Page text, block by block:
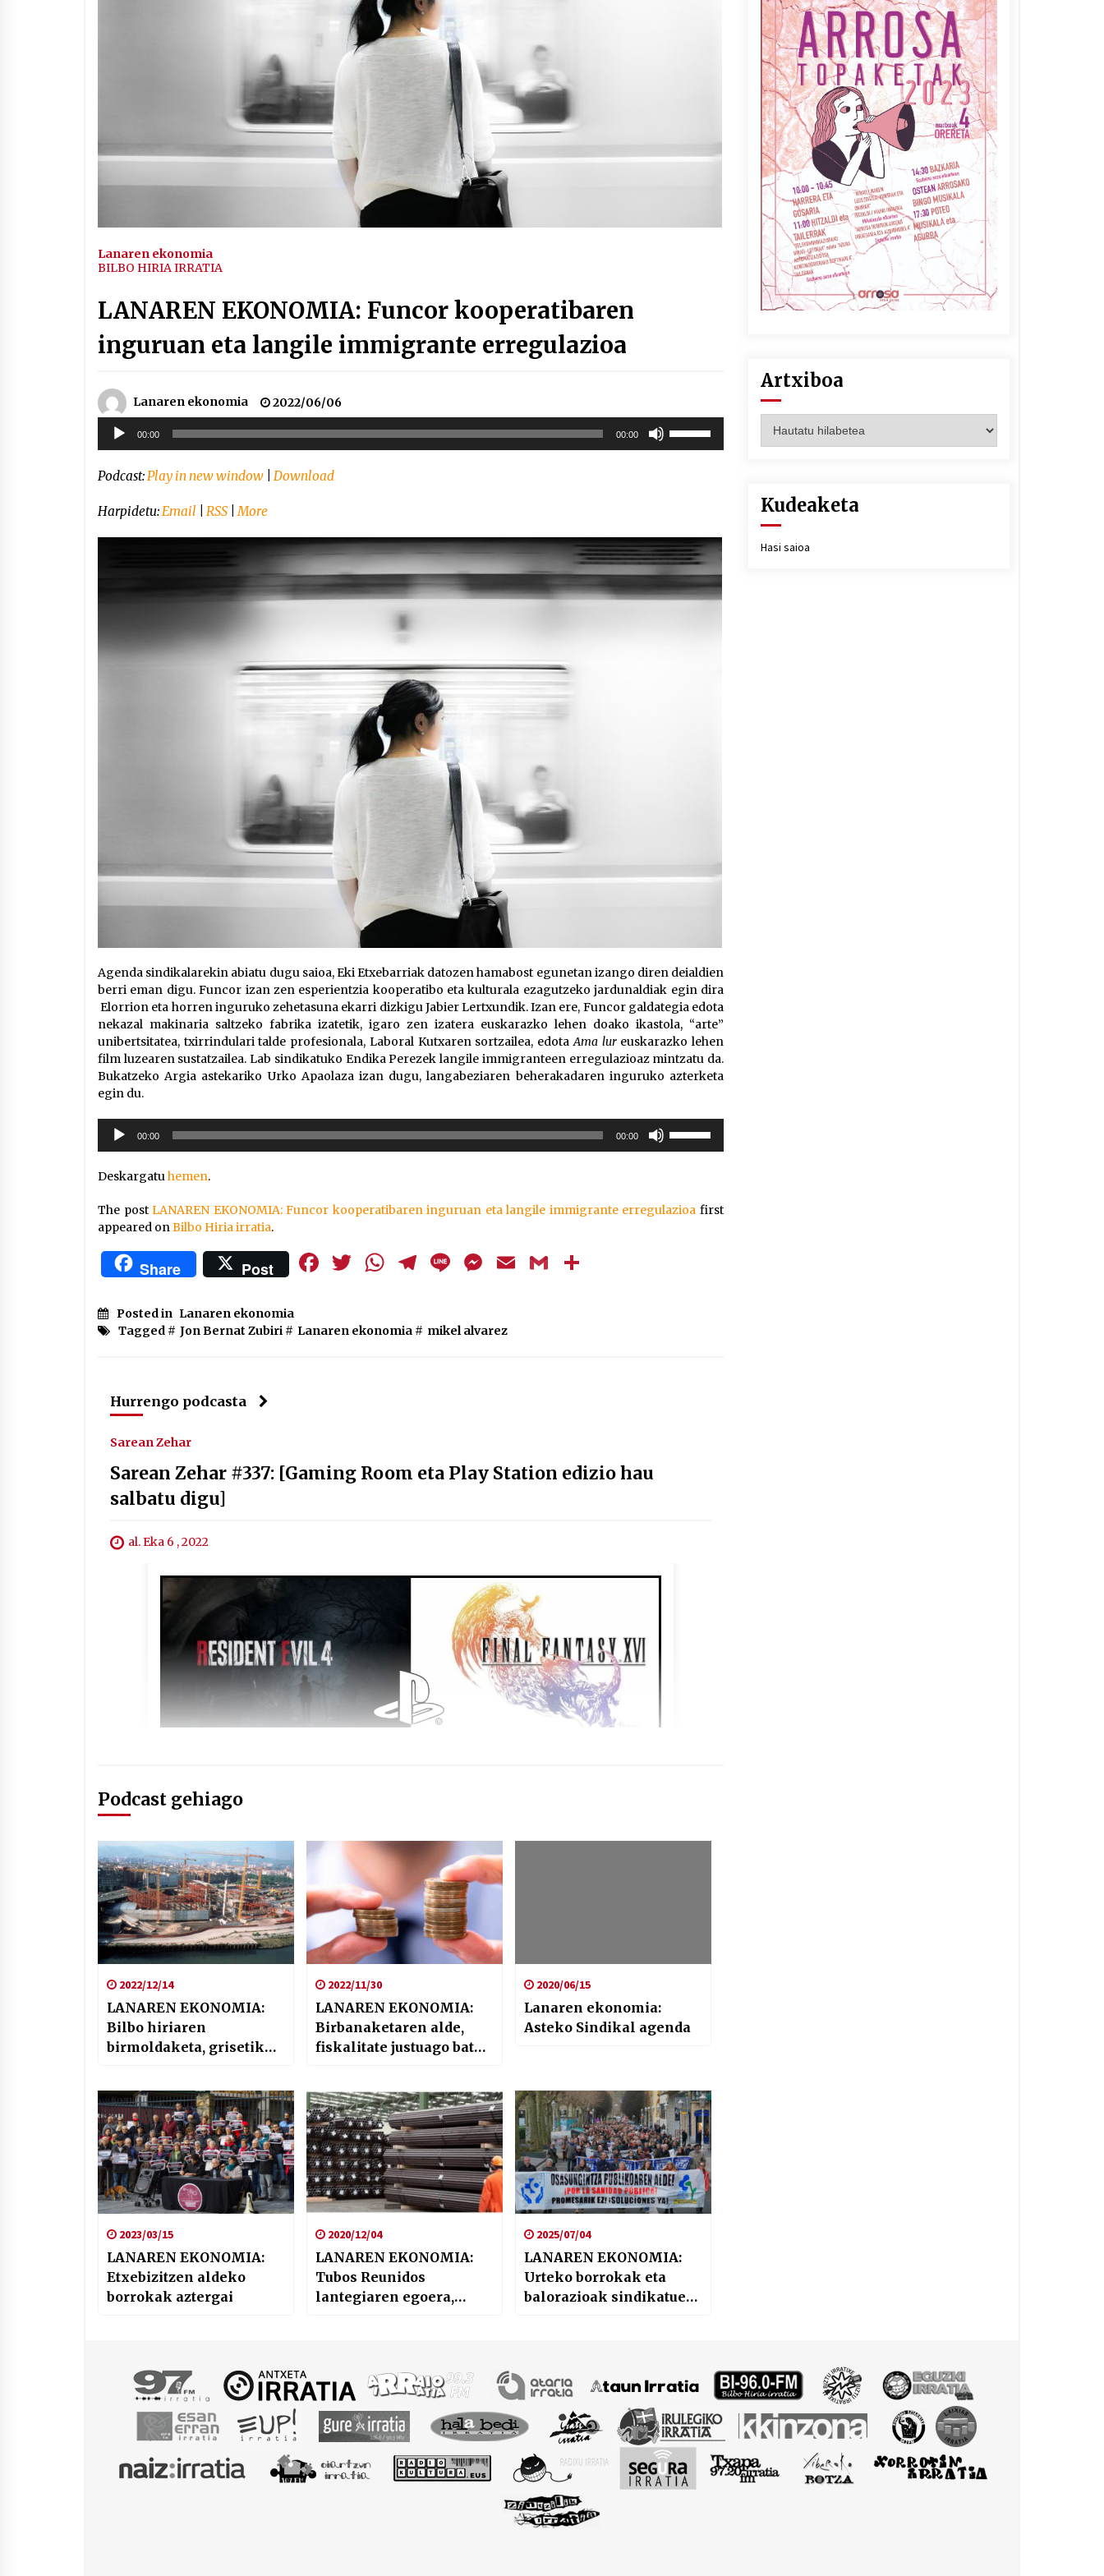
Arrosaren IX. Topaketak –
Azaroak 6 Iurretan Arrosa
sarearen IX. topaketak
2021/10/04
Segura irratian Arrosaren 20
2021/07/22
Arrosari buruzko erreportaia
2021/07/16
Berria egunkarian
elkarrizketa Arrosaren 20
urteez
2021/07/06
Hala Bedi irratiko Hizpidea
2021/07/03
Zebrabidearen denboraldi
Arrosaren laburpen bideoa
Hamaika Telebistaren eskutik
2021/06/30
Lanaren ekonomia
BILBO HIRIA IRRATIA
LANAREN EKONOMIA: Funcor kooperatibaren
inguruan eta langile immigrante erregulazioa
Lanaren ekonomia
2022/06/06
Soinu
erreproduzigailua
00:00 00:00
jaisteko.
Podcast:Play in new window Download
Harpidetu:Email RSS |More
Agenda sindikalarekin abiatu dugu saioa, Eki Etxebarriak datozen hamabost egunetan izango diren deialdien
berri eman digu. Funcor izan zen esperientzia kooperatibo eta kulturala ezagutzeko jardunaldiak egin dira
Elorrion eta horren inguruko zehetasuna ekarri dizkigu Jabier Lertxundik. Izan ere, Funcor galdategia edota
nekazal makinaria saltzeko fabrika izatetik, igaro zen izatera euskarazko lehen doako ikastola, “arte”
unibertsitatea, txirrindulari talde profesionala, Laboral Kutxaren sortzailea, edotaAma lureuskarazko lehen
film luzearen sustatzailea. Lab sindikatuko Endika Perezek langile immigranteen erregulazioaz mintzatu da.
Bukatzeko Argia astekariko Urko Apaolaza izan dugu, langabeziaren beherakadaren inguruko azterketa
egin du.
Soinu
erreproduzigailua
00:00 00:00
igotzeko
Deskargatuhemen.
The postLANAREN EKONOMIA: Funcor kooperatibaren inguruan eta langile immigrante erregulazioa first
appeared onBilbo Hiria irratia.
Share Post Facebook
Twitter
WhatsApp
Telegram
LineMessenger
EmailGmail
Posted in Lanaren ekonomia
Tagged # Jon Bernat Zubiri # Lanaren ekonomia # mikel alvarez
Hurrengo podcasta
Sarean Zehar
Sarean Zehar #337: [Gaming Room eta Play Station edizio hau
salbatu digu]
al. Eka 6 , 2022
Podcast gehiago
2022/12/14
LANAREN EKONOMIA:
Bilbo hiriaren
birmoldaketa, grisetik
2022/11/30
LANAREN EKONOMIA:
Birbanaketaren alde,
fiskalitate justuago baten
2020/06/15
Lanaren ekonomia:
Asteko Sindikal agenda
2023/03/15
LANAREN EKONOMIA:
Etxebizitzen aldeko
borrokak aztergai
2020/12/04
LANAREN EKONOMIA:
Tubos Reunidos
lantegiaren egoera,
ekonomia
2025/07/04
LANAREN EKONOMIA:
Urteko borrokak eta
balorazioak sindikatuen
Artxiboa
Kudeaketa
Hasi saioa